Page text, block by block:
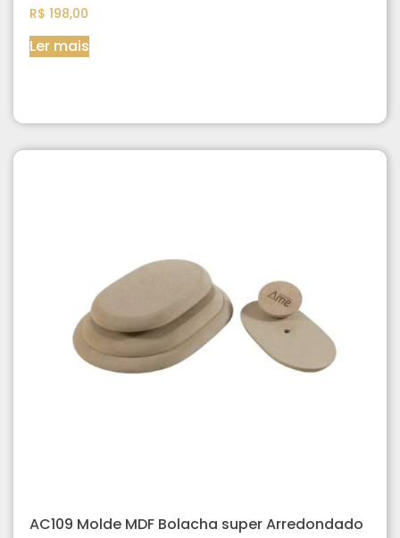
R$ 198,00
Ler mais
AC109 Molde MDF Bolacha super Arredondado